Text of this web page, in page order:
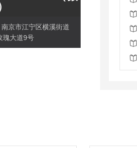
京市江宁区横溪街道
瑰大道9号